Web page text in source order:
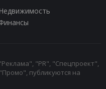
Недвижимость
"PR", "Спецпроект",
публикуются на